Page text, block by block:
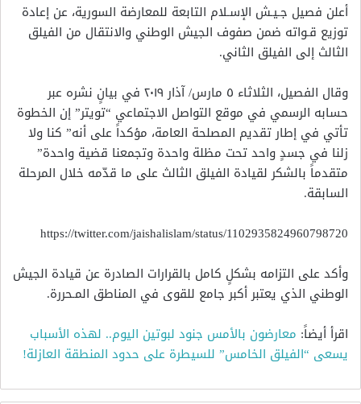
أعلن فصيل جـيـش الإسـلام التابعة للمعارضة السورية، عن إعادة
توزيع قـواته ضمن صفوف الجيش الوطني والانتقال من الفيلق
الثالث إلى الفيلق الثاني.
وقال الفصيل، الثلاثاء ٥ مارس/ آذار ٢٠١٩ في بيانٍ نشره عبر
حسابه الرسمي في موقع التواصل الاجتماعي “تويتر” إن الخطوة
تأتي في إطار تقديم المصلحة العامة، مؤكداً على أنه” كنا ولا
زلنا في جسدٍ واحد تحت مظلة واحدة وتجمعنا قضية واحدة”
متقدماً بالشكر لقيادة الفيلق الثالث على ما قدّمه خلال المرحلة
السابقة.
https://twitter.com/jaishalislam/status/1102935824960798720
وأكد على التزامه بشكلٍ كامل بالقرارات الصادرة عن قيادة الجيش
الوطني الذي يعتبر أكبر جامع للقوى في المناطق المـحررة.
اقرأ أيضاً: معارضون بالأمس جنود لبوتين اليوم.. لهذه الأسباب
يسعى “الفيلق الخامس” للسيطرة على حدود المنطقة العازلة!